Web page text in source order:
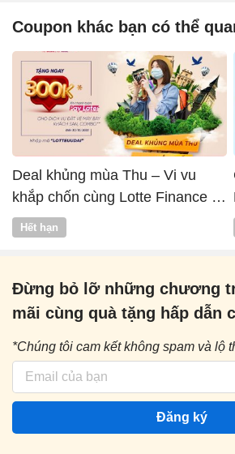
Coupon khác bạn có thể
Deal khủng mùa Thu – Vi vu
khắp chốn cùng Lotte Finance x
Vntrip
Hết hạn
Đừng bỏ lỡ những chương
mãi cùng quà tặng hấp dẫn
*Chúng tôi cam kết không spam và lộ
Đăng ký